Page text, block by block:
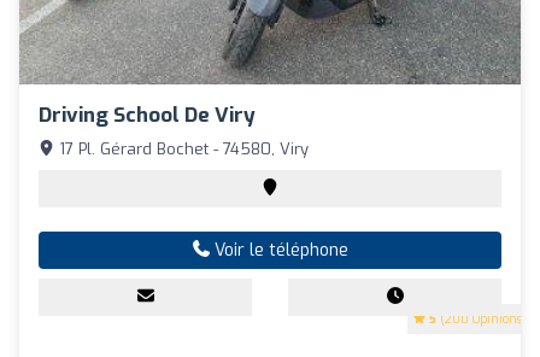
Driving School De Viry
5 (200 Opinions)
17 Pl. Gérard Bochet - 74580, Viry
Voir le téléphone